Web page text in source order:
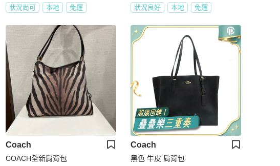
狀況尚可 本地 免運 狀況良好 本地 免運
Coach
COACH全新肩背包
Coach
黑色 牛皮 肩背包